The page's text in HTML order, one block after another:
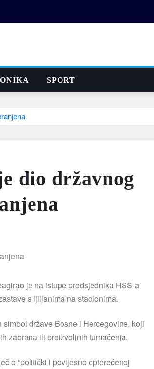
SPORT
dio državnog
je na istupe predsjednika HSS-a
s ljiljanima na stadionima.
države Bosne i Hercegovine, koji
zabrana ili proizvoljnih tumačenja.
o “politički i povijesno opterećenoj